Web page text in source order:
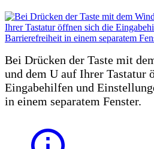
Bei Drücken der Taste mit
und dem U auf Ihrer Tastatur
Eingabehilfen und
in einem separatem Fenster.